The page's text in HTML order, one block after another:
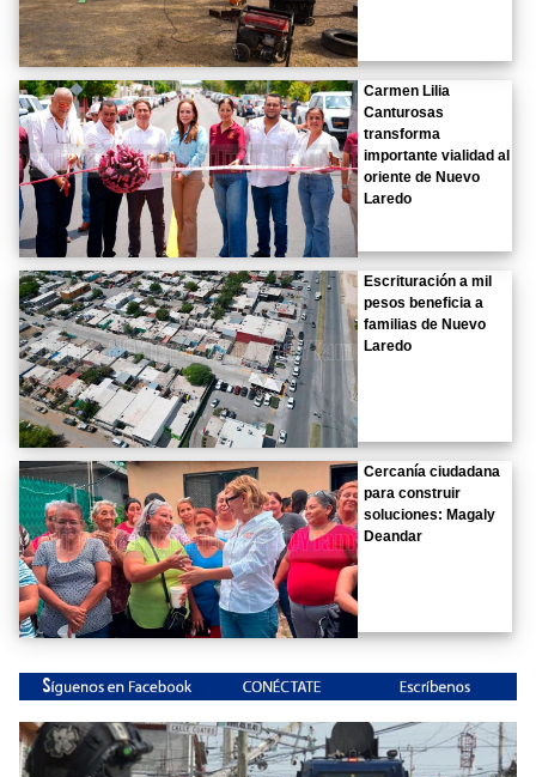
Carmen Lilia
Canturosas
transforma
importante vialidad al
oriente de Nuevo
Laredo
Escrituración a mil
pesos beneficia a
familias de Nuevo
Laredo
Cercanía ciudadana
para construir
soluciones: Magaly
Deandar